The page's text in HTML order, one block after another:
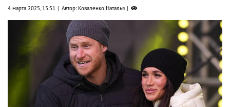
4 марта 2025, 15:51 Автор: Коваленко Наталья